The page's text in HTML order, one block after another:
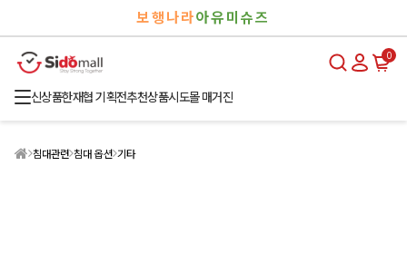
보행나라아유미슈즈
0
신상품한재협 기획전추천상품시도몰 매거진
침대관련 침대 옵션 기타